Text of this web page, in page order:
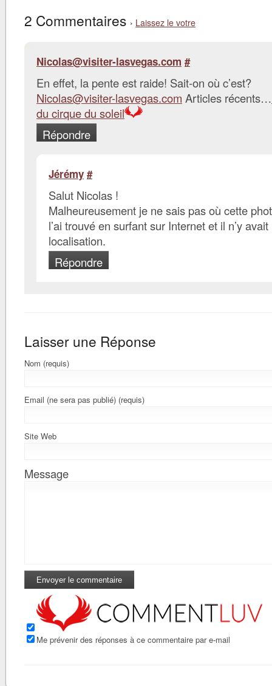
2 Commentaires › Laissez le votre
Nicolas@visiter-lasvegas.com #
En effet, la pente est raide! Sait-on où c’est?
Nicolas@visiter-lasvegas.com Articles récents…
du cirque du soleil
Répondre
Jérémy #
Salut Nicolas !
Malheureusement je ne sais pas où cette
l’ai trouvé en surfant sur Internet et il n’y
localisation.
Répondre
Laisser une Réponse
Nom (requis)
Email (ne sera pas publié) (requis)
Site Web
Message
Me prévenir des réponses à ce commentaire par e-mail